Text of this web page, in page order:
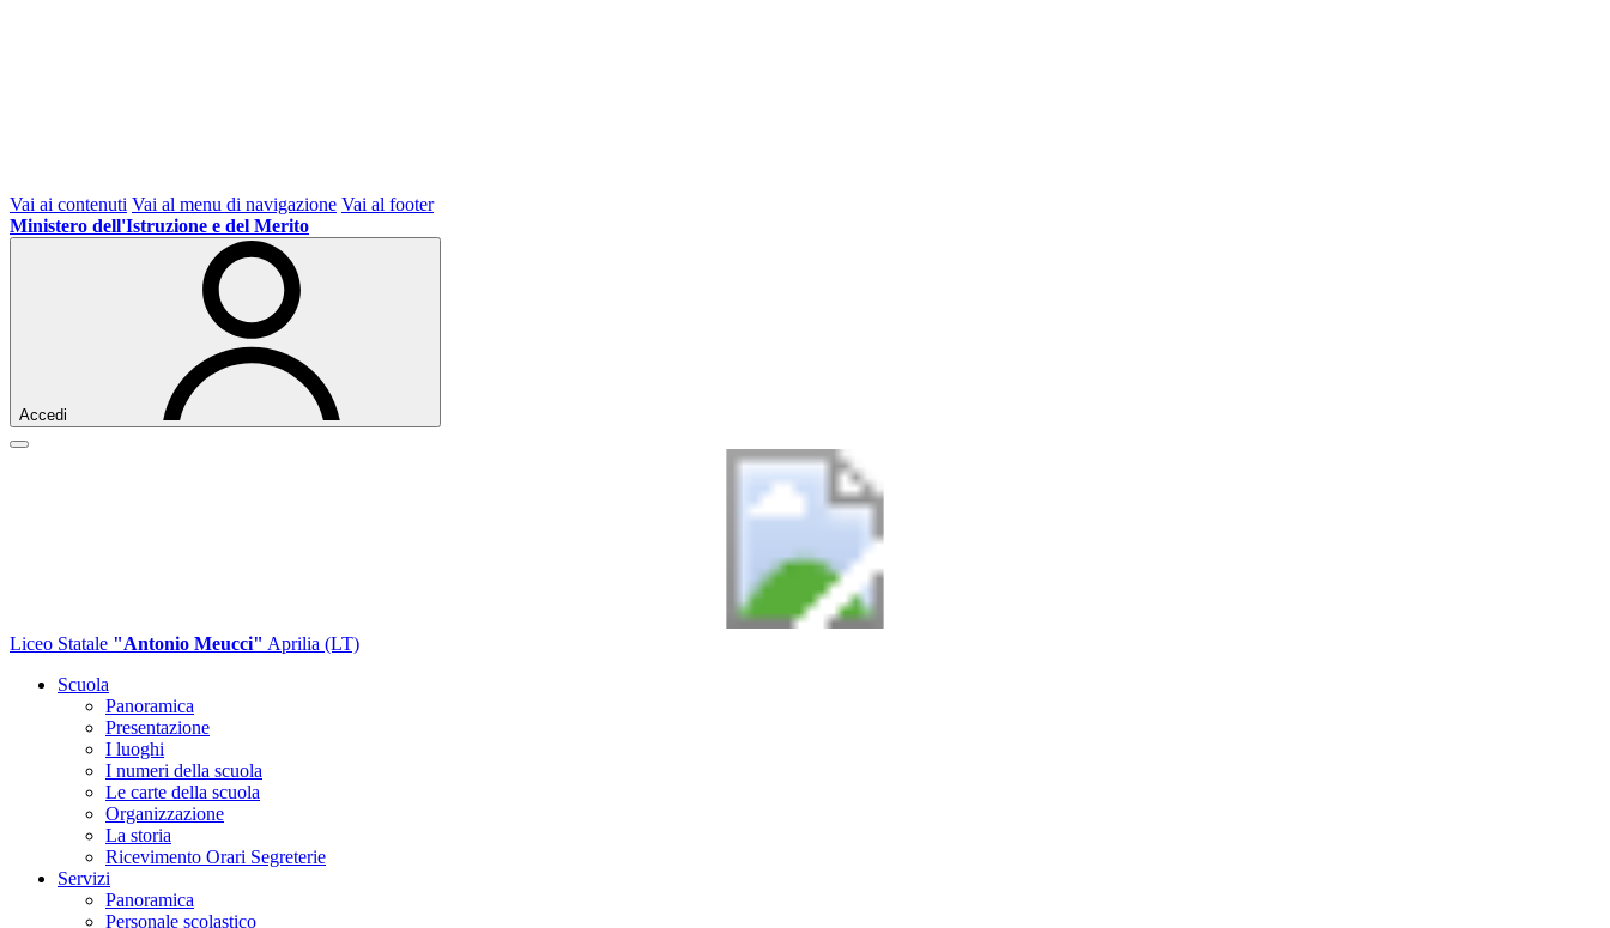
Vai ai contenuti Vai al menu di navigazione Vai al footer
Ministero dell'Istruzione e del Merito
Accedi
Liceo Statale "Antonio Meucci" Aprilia (LT)
Scuola
Panoramica
Presentazione
I luoghi
I numeri della scuola
Le carte della scuola
Organizzazione
La storia
Ricevimento Orari Segreterie
Servizi
Panoramica
Personale scolastico